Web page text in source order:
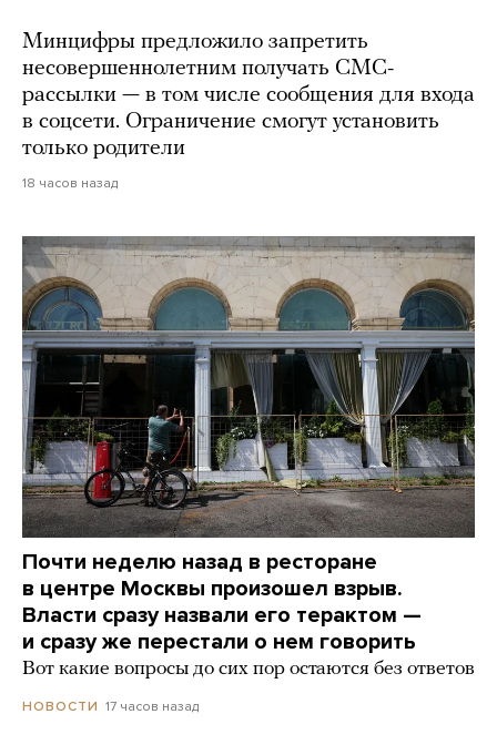
Минцифры предложило запретить
несовершеннолетним получать СМС-
рассылки — в том числе сообщения для входа
в соцсети. Ограничение смогут установить
только родители
18 часов назад
Почти неделю назад в ресторане
в центре Москвы произошел взрыв.
Власти сразу назвали его терактом —
и сразу же перестали о нем говорить
Вот какие вопросы до сих пор остаются без ответов
НОВОСТИ 17 часов назад